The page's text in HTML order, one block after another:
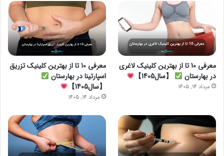
معرفی 10 تا از بهترین کلینیک لاغری
در بهارستان
【سال1405】
مرداد 14, 1405
معرفی 10 تا از بهترین کلینیک تزریق
اسپارتینا در بهارستان
【سال1405】
مرداد 14, 1405